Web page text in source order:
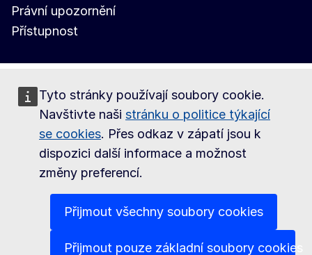
Tyto stránky používají soubory cookie.
Navštivte naši stránku o politice týkající
se cookies. Přes odkaz v zápatí jsou k
dispozici další informace a možnost
změny preferencí.
Přijmout všechny soubory cookies
Přijmout pouze základní soubory cookies
Právní upozornění
Přístupnost